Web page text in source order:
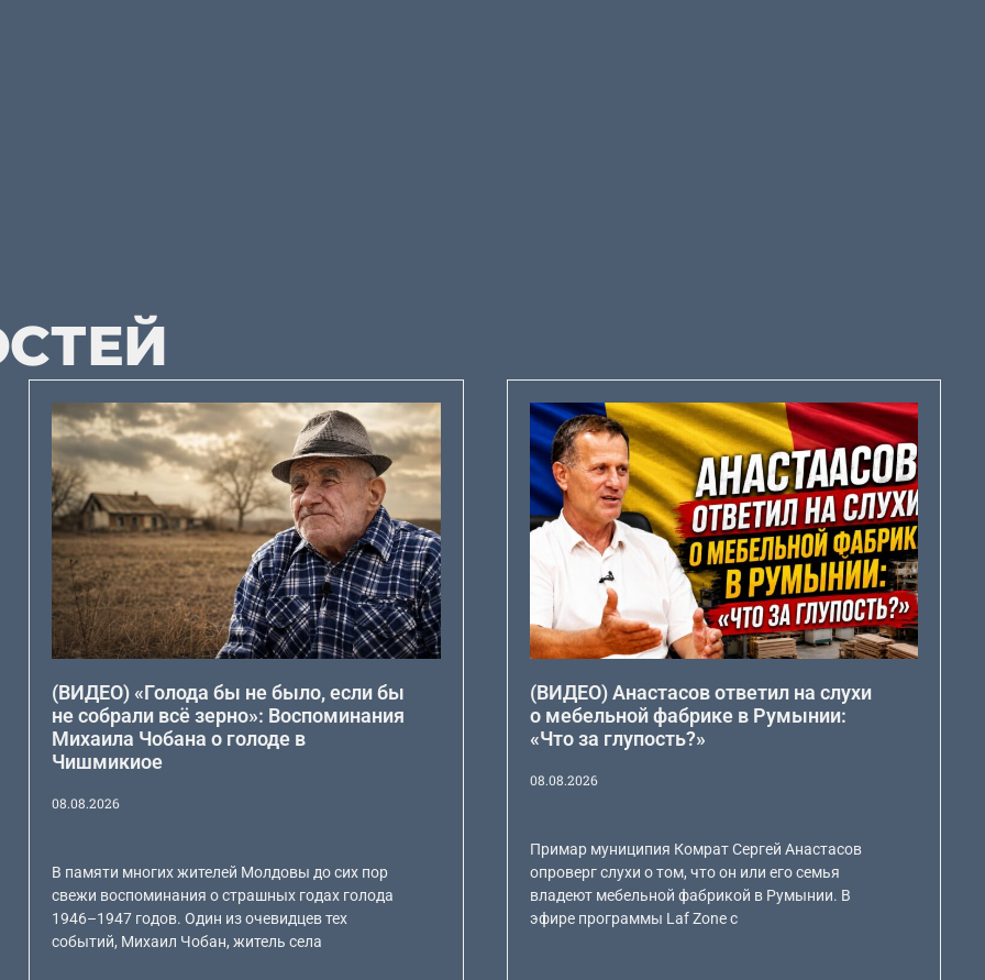
(ВИДЕО) «Голода бы не было, если бы
не собрали всё зерно»: Воспоминания
Михаила Чобана о голоде в
Чишмикиое
08.08.2026
В памяти многих жителей Молдовы до сих пор
свежи воспоминания о страшных годах голода
1946–1947 годов. Один из очевидцев тех
событий, Михаил Чобан, житель села
(ВИДЕО) Анастасов ответил на слухи
о мебельной фабрике в Румынии:
«Что за глупость?»
08.08.2026
Примар муниципия Комрат Сергей Анастасов
опроверг слухи о том, что он или его семья
владеют мебельной фабрикой в Румынии. В
эфире программы Laf Zone с